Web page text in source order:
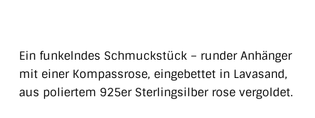
Ein funkelndes Schmuckstück – runder Anhänger
mit einer Kompassrose, eingebettet in Lavasand,
aus poliertem 925er Sterlingsilber rose vergoldet.